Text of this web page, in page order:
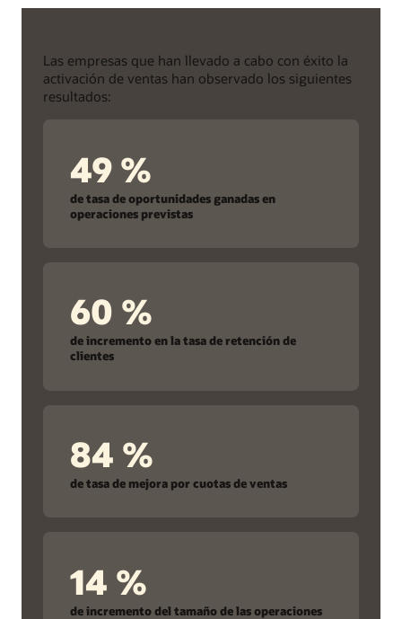
Las empresas que han llevado a cabo con éxito la
activación de ventas han observado los siguientes
resultados:
49 %
de tasa de oportunidades ganadas en
operaciones previstas
60 %
de incremento en la tasa de retención de
clientes
84 %
de tasa de mejora por cuotas de ventas
14 %
de incremento del tamaño de las operaciones